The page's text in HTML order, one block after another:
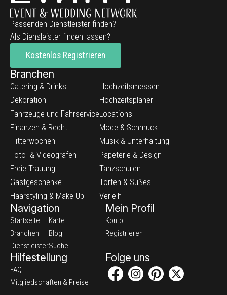
Passenden Dienstleister finden?
Als Diensleister finden lassen?
Kostenlos Registrieren
Branchen
Catering & Drinks
Dekoration
Fahrzeuge und Fahrservice
Finanzen & Recht
Flitterwochen
Foto- & Videografen
Freie Trauung
Gastgeschenke
Haarstyling & Make Up
Hochzeitsmessen
Hochzeitsplaner
Locations
Mode & Schmuck
Musik & Unterhaltung
Papeterie & Design
Tanzschulen
Torten & Süßes
Verleih
Navigation
Startseite
Branchen
Dienstleister
Karte
Blog
Suche
Mein Profil
Konto
Registrieren
Hilfestellung
FAQ
Mitgliedschaften & Preise
Folge uns